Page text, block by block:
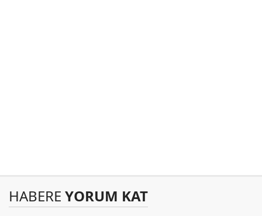
HABERE YORUM KAT